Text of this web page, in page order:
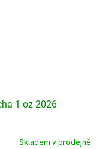
1 oz 2026
Skladem v prodejně